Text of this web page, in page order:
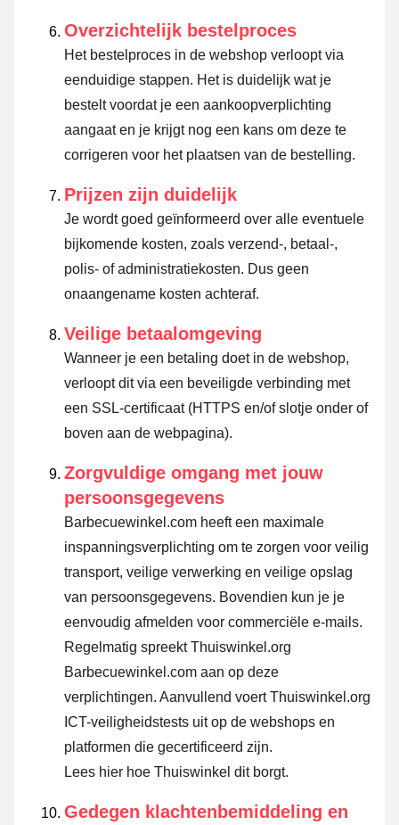
Overzichtelijk bestelproces
Het bestelproces in de webshop verloopt via
eenduidige stappen. Het is duidelijk wat je
bestelt voordat je een aankoopverplichting
aangaat en je krijgt nog een kans om deze te
corrigeren voor het plaatsen van de bestelling.
Prijzen zijn duidelijk
Je wordt goed geïnformeerd over alle eventuele
bijkomende kosten, zoals verzend-, betaal-,
polis- of administratiekosten. Dus geen
onaangename kosten achteraf.
Veilige betaalomgeving
Wanneer je een betaling doet in de webshop,
verloopt dit via een beveiligde verbinding met
een SSL-certificaat (HTTPS en/of slotje onder of
boven aan de webpagina).
Zorgvuldige omgang met jouw
persoonsgegevens
Barbecuewinkel.com heeft een maximale
inspanningsverplichting om te zorgen voor veilig
transport, veilige verwerking en veilige opslag
van persoonsgegevens. Bovendien kun je je
eenvoudig afmelden voor commerciële e-mails.
Regelmatig spreekt Thuiswinkel.org
Barbecuewinkel.com aan op deze
verplichtingen. Aanvullend voert Thuiswinkel.org
ICT-veiligheidstests uit op de webshops en
platformen die gecertificeerd zijn.
Lees hier hoe Thuiswinkel dit borgt.
Gedegen klachtenbemiddeling en